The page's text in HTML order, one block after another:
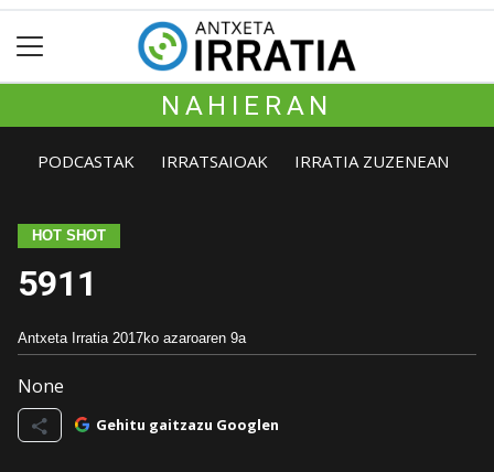
NAHIERAN
PODCASTAK IRRATSAIOAK IRRATIA ZUZENEAN
HOT SHOT
5911
Antxeta Irratia 2017ko azaroaren 9a
None
Gehitu gaitzazu Googlen